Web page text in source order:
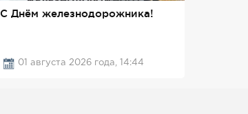
С Днём железнодорожника!
01 августа 2026 года, 14:44